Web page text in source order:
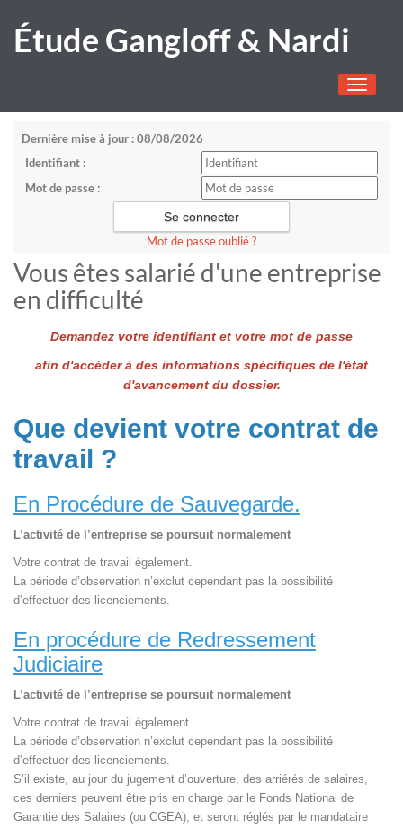
Étude Gangloff & Nardi
Toggle
Dernière mise à jour : 08/08/2026
Identifiant :
Mot de passe :
Mot de passe oublié ?
Vous êtes salarié d'une entreprise
en difficulté
Demandez votre identifiant et votre mot de passe
afin d'accéder à des informations spécifiques de l'état
d'avancement du dossier.
Que devient votre contrat de
travail ?
En Procédure de Sauvegarde.
L’activité de l’entreprise se poursuit normalement
Votre contrat de travail également.
La période d’observation n’exclut cependant pas la possibilité
d’effectuer des licenciements.
En procédure de Redressement
Judiciaire
L’activité de l’entreprise se poursuit normalement
Votre contrat de travail également.
La période d’observation n’exclut cependant pas la possibilité
d’effectuer des licenciements.
S’il existe, au jour du jugement d’ouverture, des arriérés de salaires,
ces derniers peuvent être pris en charge par le Fonds National de
Garantie des Salaires (ou CGEA), et seront réglés par le mandataire